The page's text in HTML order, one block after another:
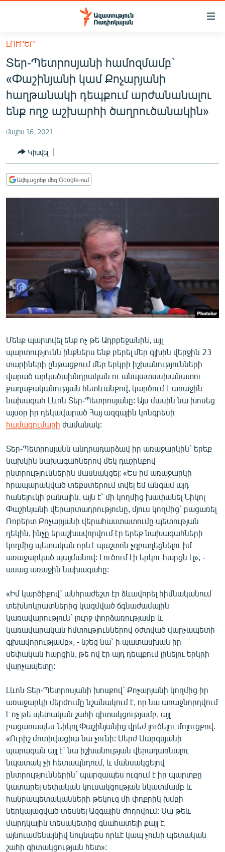
Մատչելիության
հիմնական
բովանդակությանը
Անցնել
հիմնական
մենյուին
Որոնում
ՀԱՅԱՍՏԱՆ
ՔԱՂԱՔԱԿԱՆ
ԸՆՏՐՈՒԹՅՈՒՆՆԵՐ 2026
ՏՆՏԵՍՈՒԹՅՈՒՆ
ՂԱՐԱԲԱՂ
ՊԱՏԵՐԱԶՄԻ 6 ՇԱԲԱԹՆԵՐԸ
ՄԻՋԱԶԳԱՅԻՆ
ՄՇԱԿՈՒՅԹ
ՄԵԿՆԱԲԱՆՈՒԹՅՈՒՆ
ՏՏ ԵՒ ԻՆՏԵՐՆԵՏ
ԱՐԽԻՎ
ՏԵՍԱՆՅՈՒԹԵՐ
ԲԱՆԱՎԵՃ
ՁԳՏԵԼՈՎ ԼԱՎԱԳՈՒՅՆԻՆ
ՓՈԴՔԱՍԹ
English
Русский
ՀԵՏԵՎԵՔ ՄԵԶ
«Ազատության» բոլոր կայքերը
ԼՈՒՐԵՐ
Տեր-Պետրոսյանի համոզմամբ`
«Փաշինյանի կամ Քոչարյանի
հաղթանակի դեպքում արժանանալու
ենք ողջ աշխարհի ծաղրուծանակին»
մայիս 16, 2021
Կիսվել
Ավելացրեք մեզ Google-ում
Մենք պարտվել ենք ոչ թե Ադրբեջանին, այլ
պարտությունն ինքներս ենք բերել մեր գլխին վերջին 23
տարիների ընթացքում մեր երկրի իշխանությունների
վարած արկածախնդրական ու անպատասխանատու
քաղաքականության հետևանքով, կարծում է առաջին
նախագահ Լևոն Տեր-Պետրոսյանը: Այս մասին նա խոսեց
այսօր իր ղեկավարած Հայ ազգային կոնգրեսի
համագումարի ժամանակ:
Տեր-Պետրոսյանն անդրադարձավ իր առաջարկին` երեք
նախկին նախագահներով մեկ դաշինքով
ընտրություններին մասնակցել: «Ես իմ առաջարկի
հրապարակված տեքստերում տվել եմ անգամ այդ
հանելուկի բանալին. այն է` մի կողմից խափանել Նիկոլ
Փաշինյանի վերարտադրությունը, մյուս կողմից` բացառել
Ռոբերտ Քոչարյանի վերահաստատումը պետության
ղեկին, ինչը երաշխավորվում էր երեք նախագահների
կողմից պետական որևէ պաշտոն չզբաղեցնելու իմ
առաջարկած պայմանով: Լուծում էի երկու հարցն էլ», -
ասաց առաջին նախագահը:
«Իմ կարծիքով` անհրաժեշտ էր ձևավորել հիմնականում
տեխնոկրատներից կազմված ճգնաժամային
կառավարություն` լուրջ փորձառությամբ և
կառավարական հմտություններով օժտված վարչապետի
գլխավորությամբ», - նշեց նա` ի պատասխան իր
սեփական հարցին, թե ով էր այդ դեպքում լինելու երկրի
վարչապետը:
Լևոն Տեր-Պետրոսյանի խոսքով` Քոչարյանի կողմից իր
առաջարկի մերժումը նշանակում է, որ նա առաջնորդվում
է ոչ թե պետական շահի գիտակցությամբ, այլ
բացառապես Նիկոլ Փաշինյանից վրեժ լուծելու մոլուցքով.
«Ուրիշ մոտիվացիա նա չունի: Սերժ Սարգսյանի
պարագան այլ է` նա իշխանության վերադառնալու
նպատակ չի հետապնդում, և մանսակցելով
ընտրություններին` պարզապես ուզում է իր պարտքը
կատարել սեփական կուսակցության նկատմամբ և
հանրապետականների թեկուզ մի փոքրիկ խմբի
ներկայացված տեսնել Ազգային ժողովում: Սա թեև
մարդկային տեսակետից գնահատելի քայլ է,
այնուամենայնիվ նույնպես որևէ կապ չունի պետական
շահի գիտակցության հետ»: